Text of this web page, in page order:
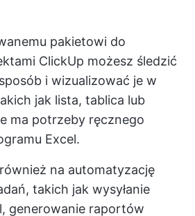
pakietowi do
ClickUp możesz śledzić
i wizualizować je w
jak lista, tablica lub
ma potrzeby ręcznego
Excel.
na automatyzację
takich jak wysyłanie
generowanie raportów